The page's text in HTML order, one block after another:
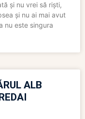
și nu vrei să riști,
și nu ai mai avut
nu este singura
ALB